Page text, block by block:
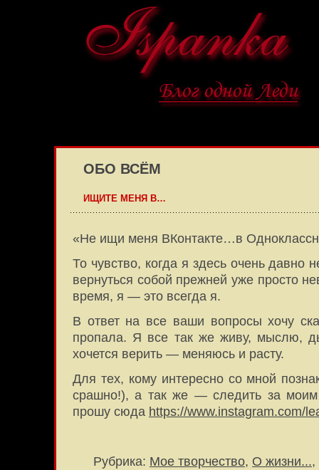
ОБО ВСЁМ
ИЩИТЕ МЕНЯ В…
«Не ищи меня ВКонтакте…в
То чувство, когда я здесь очень давно
вернуться собой прежней уже просто
время, я — это всегда я.
В ответ на все ваши вопросы хочу
пропала. Я все так же живу, мыслю,
хочется верить — меняюсь и расту.
Для тех, кому интересно со мной
срашно!), а так же — следить за моим
прошу сюда https://www.instagram.com/
Рубрика: Мое творчество, О жизни...,